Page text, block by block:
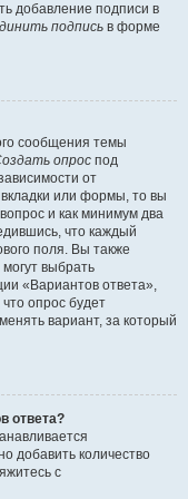
добавление подписи в
подпись в форме
сообщения темы
опрос под
от
или формы, то вы
и как минимум два
что каждый
поля. Вы также
выбрать
«Вариантов ответа»,
опрос будет
вариант, за который
ответа?
добавить количество
с